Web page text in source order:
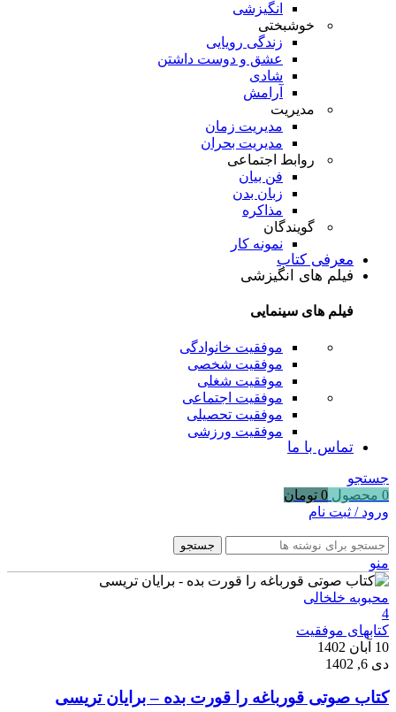
انگیزشی
خوشبختی
زندگی رویایی
عشق و دوست داشتن
شادی
آرامش
مدیریت
مدیریت زمان
مدیریت بحران
روابط اجتماعی
فن بیان
زبان بدن
مذاکره
گویندگان
نمونه کار
معرفی کتاب
فیلم های انگیزشی
فیلم های سینمایی
موفقیت خانوادگی
موفقیت شخصی
موفقیت شغلی
موفقیت اجتماعی
موفقیت تحصیلی
موفقیت ورزشی
تماس با ما
جستجو
0 محصول 0 تومان
ورود / ثبت نام
جستجو
منو
محبوبه خلخالی
4
کتابهای موفقیت
10 آبان 1402
دی 6, 1402
کتاب صوتی قورباغه را قورت بده – برایان تریسی